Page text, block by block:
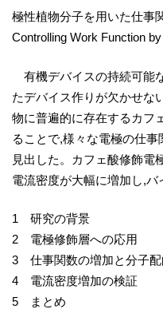
極性植物分子を用いた仕事
Controlling Work Function
有機デバイスの持続可能
たデバイス作りが欠かせな
物に普遍的に存在するカフ
ることで,様々な電極の仕
見出した。カフェ酸修飾電
電流密度が大幅に増加し,バ
1 研究の背景
2 電極修飾層への応用
3 仕事関数の増加と分子配
4 電流密度増加の検証
5 まとめ